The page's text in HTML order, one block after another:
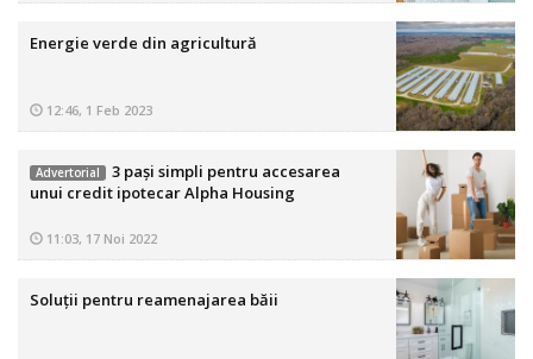
Energie verde din agricultură
12:46, 1 Feb 2023
Advertorial
3 pași simpli pentru accesarea
unui credit ipotecar Alpha Housing
11:03, 17 Noi 2022
Soluții pentru reamenajarea băii